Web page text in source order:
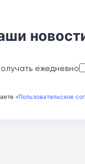
ежедневно
«Пользовательское